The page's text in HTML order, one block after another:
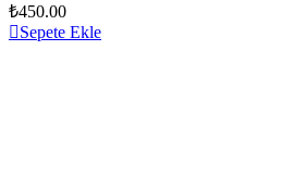
₺450.00
Sepete Ekle